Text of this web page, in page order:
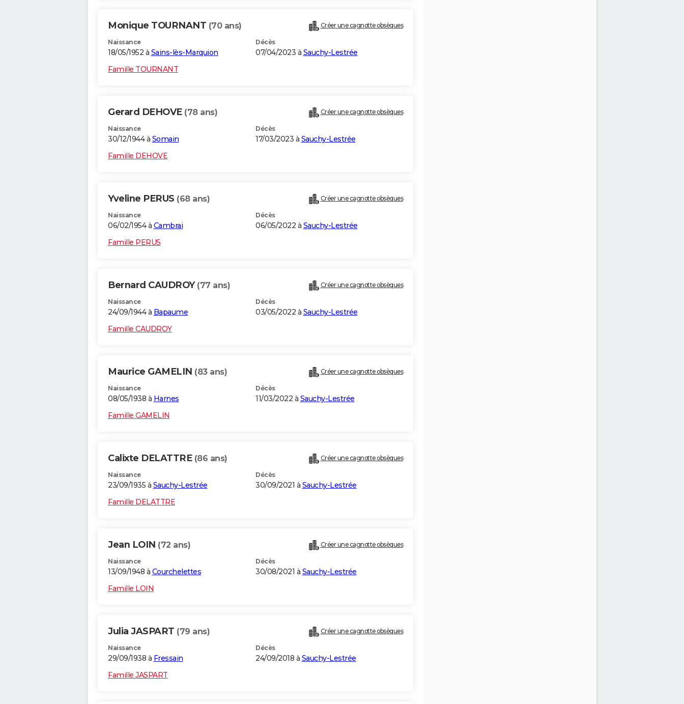
Monique TOURNANT (70 ans) Créer une cagnotte obsèques
Naissance
18/05/1952 à Sains-lès-Marquion
Décès
07/04/2023 à Sauchy-Lestrée
Famille TOURNANT
Gerard DEHOVE (78 ans) Créer une cagnotte obsèques
Naissance
30/12/1944 à Somain
Décès
17/03/2023 à Sauchy-Lestrée
Famille DEHOVE
Yveline PERUS (68 ans) Créer une cagnotte obsèques
Naissance
06/02/1954 à Cambrai
Décès
06/05/2022 à Sauchy-Lestrée
Famille PERUS
Bernard CAUDROY (77 ans) Créer une cagnotte obsèques
Naissance
24/09/1944 à Bapaume
Décès
03/05/2022 à Sauchy-Lestrée
Famille CAUDROY
Maurice GAMELIN (83 ans) Créer une cagnotte obsèques
Naissance
08/05/1938 à Harnes
Décès
11/03/2022 à Sauchy-Lestrée
Famille GAMELIN
Calixte DELATTRE (86 ans) Créer une cagnotte obsèques
Naissance
23/09/1935 à Sauchy-Lestrée
Décès
30/09/2021 à Sauchy-Lestrée
Famille DELATTRE
Jean LOIN (72 ans) Créer une cagnotte obsèques
Naissance
13/09/1948 à Courchelettes
Décès
30/08/2021 à Sauchy-Lestrée
Famille LOIN
Julia JASPART (79 ans) Créer une cagnotte obsèques
Naissance
29/09/1938 à Fressain
Décès
24/09/2018 à Sauchy-Lestrée
Famille JASPART